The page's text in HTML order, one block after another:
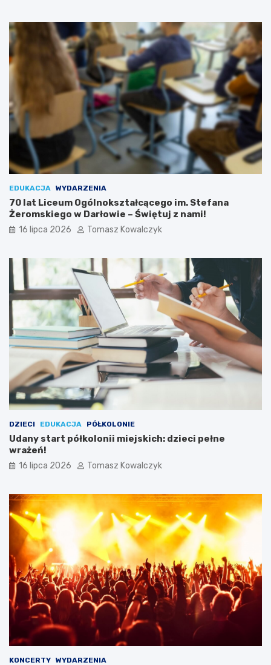
EDUKACJA WYDARZENIA
70 lat Liceum Ogólnokształcącego im. Stefana
Żeromskiego w Darłowie – Świętuj z nami!
16 lipca 2026 Tomasz Kowalczyk
DZIECI EDUKACJA PÓŁKOLONIE
Udany start półkolonii miejskich: dzieci pełne
wrażeń!
16 lipca 2026 Tomasz Kowalczyk
KONCERTY WYDARZENIA